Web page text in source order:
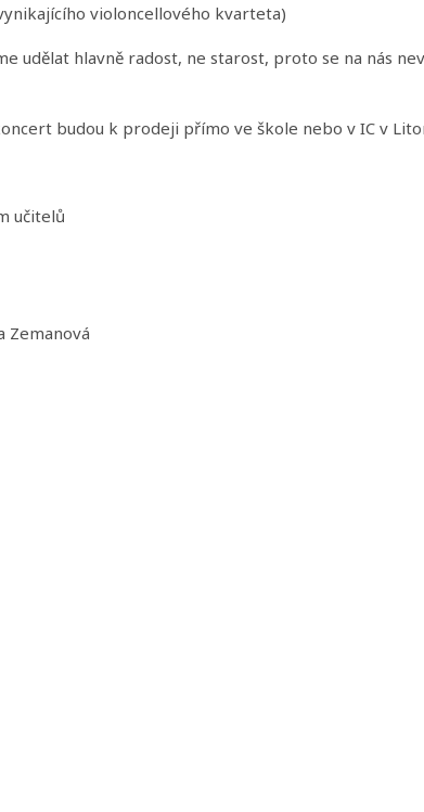
violoncellového kvarteta)
udělat hlavně radost, ne starost, proto se na nás
budou k prodeji přímo ve škole nebo v IC v
učitelů
Zemanová